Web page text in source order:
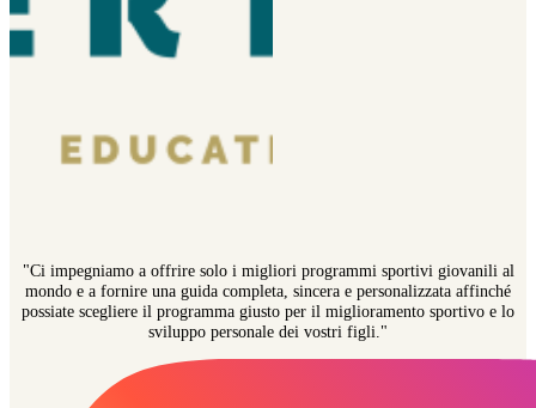
"Ci impegniamo a offrire solo i migliori programmi sportivi giovanili al
mondo e a fornire una guida completa, sincera e personalizzata affinché
possiate scegliere il programma giusto per il miglioramento sportivo e lo
sviluppo personale dei vostri figli."